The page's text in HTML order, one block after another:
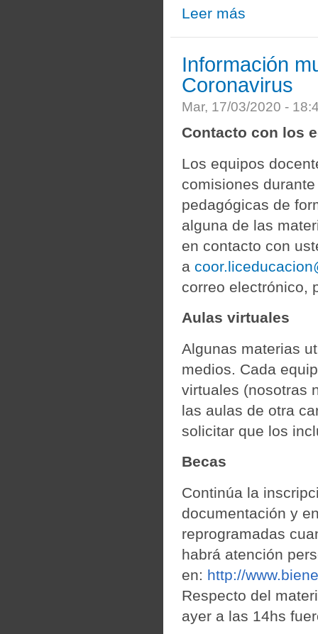
Leer más
Información
Coronavirus
Mar, 17/03/2020 -
Contacto con los
Los equipos
comisiones
pedagógicas de
alguna de las
en contacto con
a
correo electrónico,
Aulas virtuales
Algunas materias
medios. Cada
virtuales (nosotras
las aulas de otra
solicitar que los
Becas
Continúa la
documentación y
reprogramadas
habrá atención
en: http://
Respecto del
ayer a las 14hs